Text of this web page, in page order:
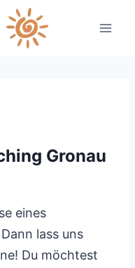
Gronau
eines
lass uns
Du möchtest